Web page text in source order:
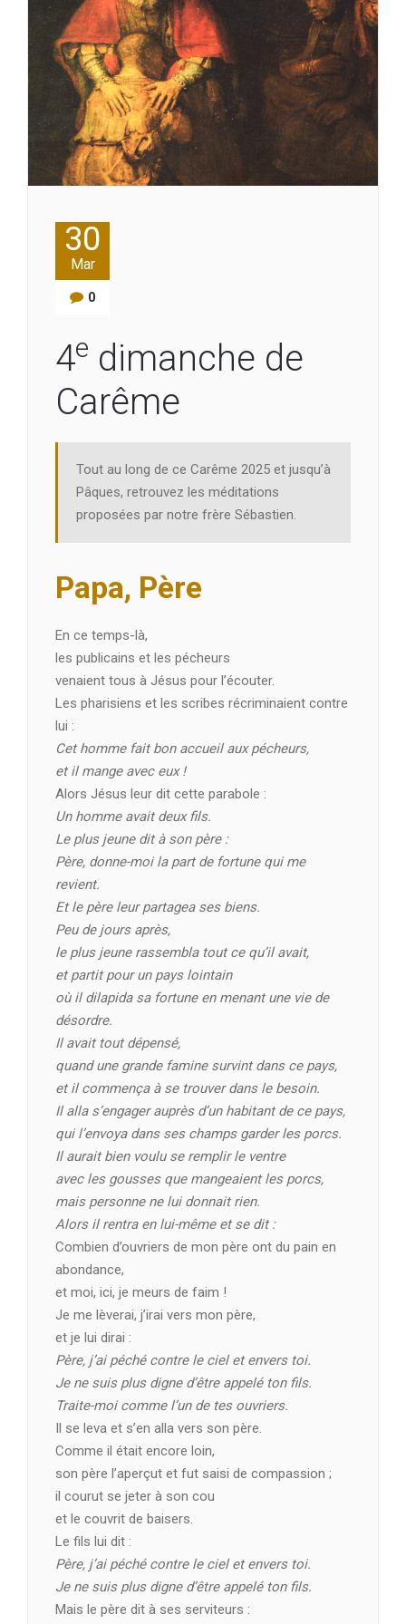
30
Mar
0
4e dimanche de
Carême
Tout au long de ce Carême 2025 et jusqu’à
Pâques, retrouvez les méditations
proposées par notre frère Sébastien.
Papa, Père
En ce temps-là,
les publicains et les pécheurs
venaient tous à Jésus pour l’écouter.
Les pharisiens et les scribes récriminaient contre
lui :
Cet homme fait bon accueil aux pécheurs,
et il mange avec eux !
Alors Jésus leur dit cette parabole :
Un homme avait deux fils.
Le plus jeune dit à son père :
Père, donne-moi la part de fortune qui me
revient.
Et le père leur partagea ses biens.
Peu de jours après,
le plus jeune rassembla tout ce qu’il avait,
et partit pour un pays lointain
où il dilapida sa fortune en menant une vie de
désordre.
Il avait tout dépensé,
quand une grande famine survint dans ce pays,
et il commença à se trouver dans le besoin.
Il alla s’engager auprès d’un habitant de ce pays,
qui l’envoya dans ses champs garder les porcs.
Il aurait bien voulu se remplir le ventre
avec les gousses que mangeaient les porcs,
mais personne ne lui donnait rien.
Alors il rentra en lui-même et se dit :
Combien d’ouvriers de mon père ont du pain en
abondance,
et moi, ici, je meurs de faim !
Je me lèverai, j’irai vers mon père,
et je lui dirai :
Père, j’ai péché contre le ciel et envers toi.
Je ne suis plus digne d’être appelé ton fils.
Traite-moi comme l’un de tes ouvriers.
Il se leva et s’en alla vers son père.
Comme il était encore loin,
son père l’aperçut et fut saisi de compassion ;
il courut se jeter à son cou
et le couvrit de baisers.
Le fils lui dit :
Père, j’ai péché contre le ciel et envers toi.
Je ne suis plus digne d’être appelé ton fils.
Mais le père dit à ses serviteurs :